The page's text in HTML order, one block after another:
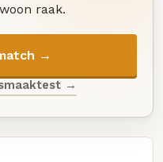
raak.
→
→